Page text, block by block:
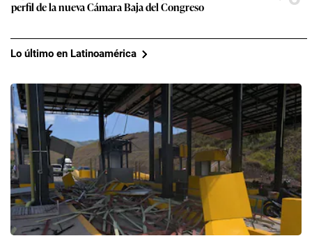
perfil de la nueva Cámara Baja del Congreso
Lo último en Latinoamérica